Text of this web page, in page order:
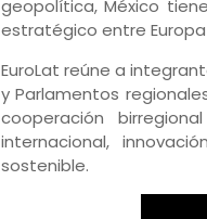
geopolítica, México
estratégico entre Europa
EuroLat reúne a
y Parlamentos
cooperación
internacional,
sostenible.